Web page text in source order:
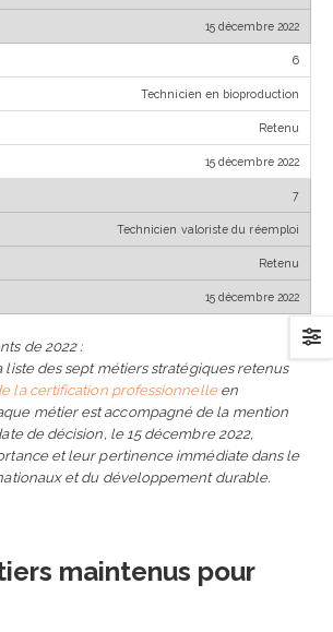
15 décembre 2022
6
Technicien en bioproduction
Retenu
15 décembre 2022
7
Technicien valoriste du réemploi
Retenu
15 décembre 2022
de 2022 :
liste des sept métiers stratégiques retenus
la certification professionnelleen
métier est accompagné de la mention
de décision, le 15 décembre 2022,
et leur pertinence immédiate dans le
et du développement durable.
maintenus pour